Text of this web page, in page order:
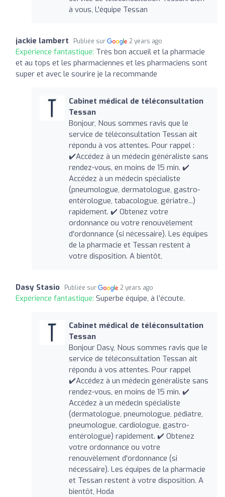
à vous, L'équipe Tessan
jackie lambert Publiée sur 2 years ago
Expérience fantastique: Très bon accueil et la pharmacie
et au tops et les pharmaciennes et les pharmaciens sont
super et avec le sourire je la recommande
Cabinet médical de téléconsultation
Tessan
Bonjour, Nous sommes ravis que le
service de téléconsultation Tessan ait
répondu à vos attentes. Pour rappel :
✔️Accédez à un médecin généraliste sans
rendez-vous, en moins de 15 min. ✔️
Accédez à un médecin spécialiste
(pneumologue, dermatologue, gastro-
entérologue, tabacologue, gériatre...)
rapidement. ✔️ Obtenez votre
ordonnance ou votre renouvèlement
d'ordonnance (si nécessaire). Les équipes
de la pharmacie et Tessan restent à
votre disposition. A bientôt,
Dasy Stasio Publiée sur 2 years ago
Expérience fantastique: Superbe équipe, à l’écoute.
Cabinet médical de téléconsultation
Tessan
Bonjour Dasy, Nous sommes ravis que le
service de téléconsultation Tessan ait
répondu à vos attentes. Pour rappel
✔️Accédez à un médecin généraliste sans
rendez-vous, en moins de 15 min. ✔️
Accédez à un médecin spécialiste
(dermatologue, pneumologue, pédiatre,
pneumologue, cardiologue, gastro-
entérologue) rapidement. ✔️ Obtenez
votre ordonnance ou votre
renouvèlement d'ordonnance (si
nécessaire). Les équipes de la pharmacie
et Tessan restent à votre disposition. A
bientôt, Hoda